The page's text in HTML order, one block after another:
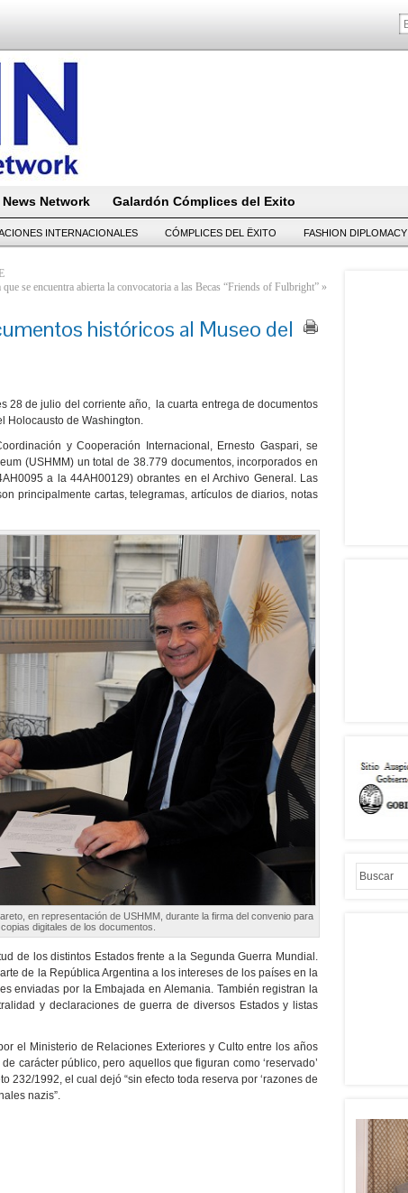
Network Galardón Cómplices del Exito
INTERNACIONALES CÓMPLICES DEL ËXITO FASHION DIPLOMACY
se encuentra abierta la convocatoria a las Becas “Friends of Fulbright” »
históricos al Museo del
28 de julio del corriente año, la cuarta entrega de documentos
Holocausto de Washington.
y Cooperación Internacional, Ernesto Gaspari, se
(USHMM) un total de 38.779 documentos, incorporados en
a la 44AH00129) obrantes en el Archivo General. Las
principalmente cartas, telegramas, artículos de diarios, notas
en representación de USHMM, durante la firma del convenio para
digitales de los documentos.
de los distintos Estados frente a la Segunda Guerra Mundial.
de la República Argentina a los intereses de los países en la
enviadas por la Embajada en Alemania. También registran la
y declaraciones de guerra de diversos Estados y listas
el Ministerio de Relaciones Exteriores y Culto entre los años
carácter público, pero aquellos que figuran como ‘reservado’
232/1992, el cual dejó “sin efecto toda reserva por ‘razones de
nazis”.